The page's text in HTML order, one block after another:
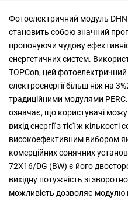
Фотоелектричний модуль
становить собою значний
пропонуючи чудову
енергетичних систем.
TOPCon, цей
електроенергії більш ніж на
традиційними модулями
означає, що користувачі
вихід енергії з тієї ж
високоефективним вибором
комерційних сонячних
72X16/DG (BW) є його
вихідну потужність зі
можливість дозволяє